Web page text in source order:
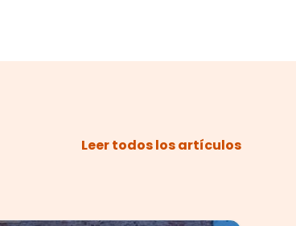
Leer todos los artículos